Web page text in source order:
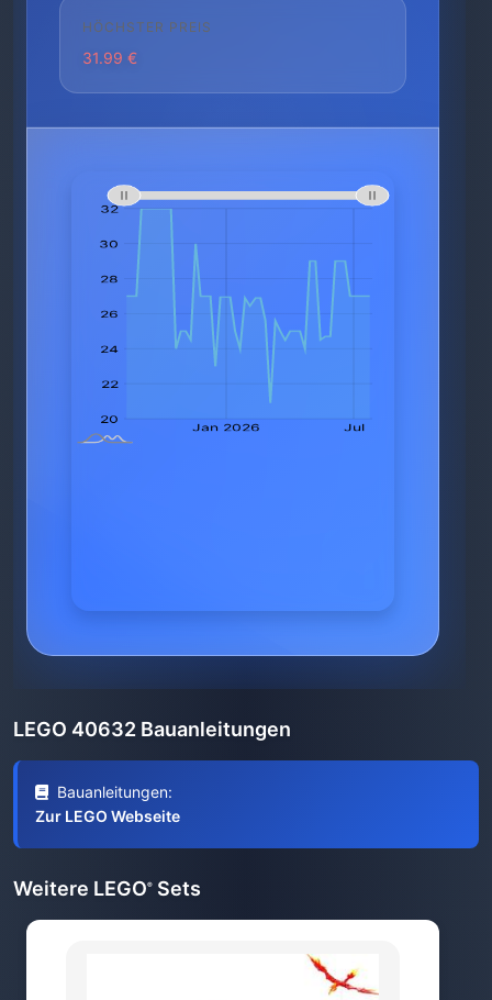
HÖCHSTER PREIS
31.99 €
LEGO 40632 Bauanleitungen
Bauanleitungen:
Zur LEGO Webseite
Weitere LEGO® Sets